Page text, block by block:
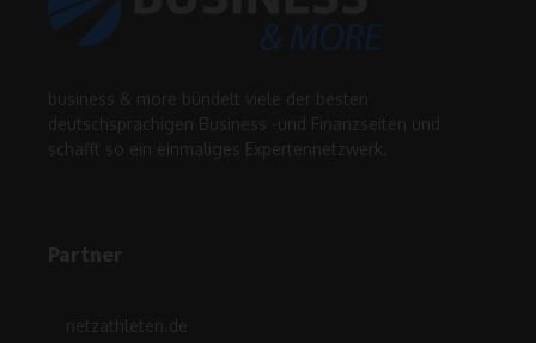
business & more bündelt viele der besten
deutschsprachigen Business -und Finanzseiten und
schafft so ein einmaliges Expertennetzwerk.
Partner
netzathleten.de